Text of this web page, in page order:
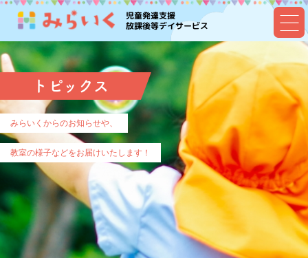
児童発達支援
放課後等デイサービス
トピックス
みらいくからのお知らせや、
教室の様子などをお届けいたします！